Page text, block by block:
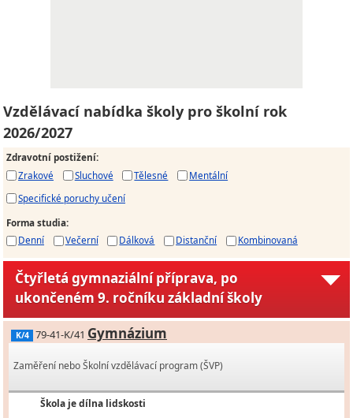
Vzdělávací nabídka školy pro školní rok
2026/2027
Zdravotní postižení:
Zrakové
Sluchové Tělesné
Mentální
Specifické poruchy učení
Forma studia:
Denní
Večerní Dálková Distanční Kombinovaná
Čtyřletá gymnaziální příprava, po
ukončeném 9. ročníku základní školy
K/4 79-41-K/41 Gymnázium
Zaměření nebo Školní vzdělávací program (ŠVP)
Škola je dílna lidskosti